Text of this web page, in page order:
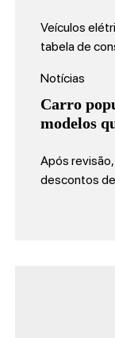
Veículos
tabela de
Notícias
Carro
modelos
Após
descontos